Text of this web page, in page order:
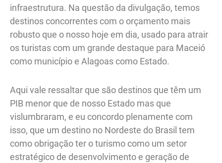
infraestrutura. Na questão da divulgação, temos
destinos concorrentes com o orçamento mais
robusto que o nosso hoje em dia, usado para atrair
os turistas com um grande destaque para Maceió
como município e Alagoas como Estado.
Aqui vale ressaltar que são destinos que têm um
PIB menor que de nosso Estado mas que
vislumbraram, e eu concordo plenamente com
isso, que um destino no Nordeste do Brasil tem
como obrigação ter o turismo como um setor
estratégico de desenvolvimento e geração de